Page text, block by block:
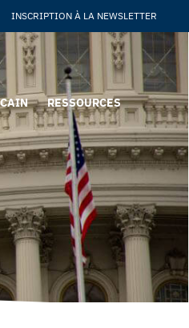
INSCRIPTION À LA NEWSLETTER
RESSOURCES